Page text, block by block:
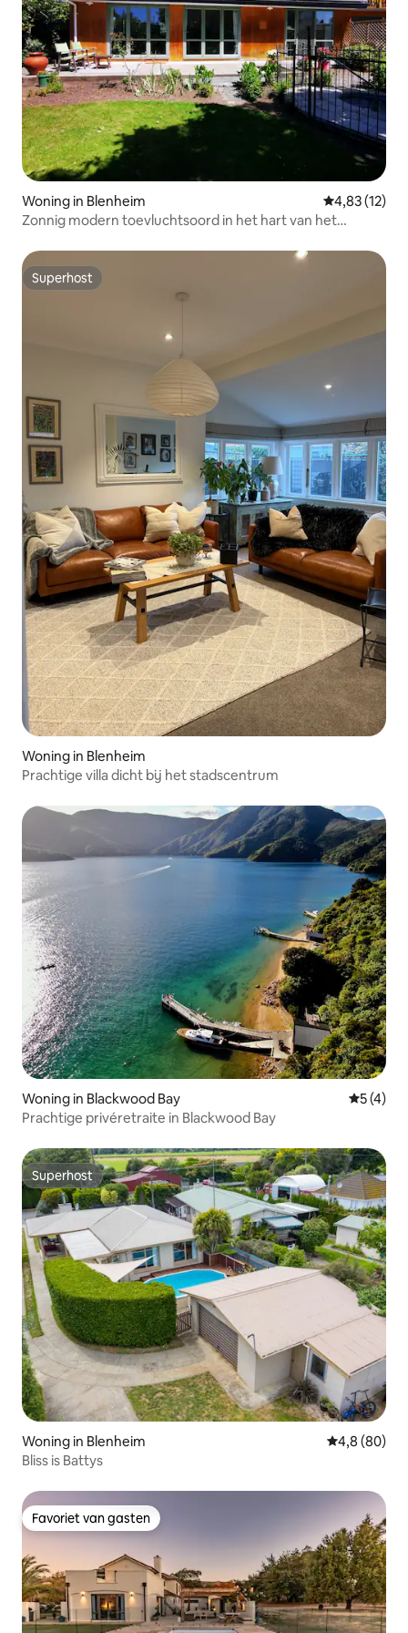
Woning in Blenheim Gemiddelde
4,83 (12)
Zonnig modern toevluchtsoord in het hart van het
Superhost
Superhost
Woning in Blenheim
Prachtige villa dicht bij het stadscentrum
Woning in Blackwood Bay
5 (4)
Prachtige privéretraite in Blackwood Bay
Superhost
Superhost
Woning in Blenheim Gemiddelde
4,8 (80)
Bliss is Battys
Favoriet van gasten
Favoriet van gasten